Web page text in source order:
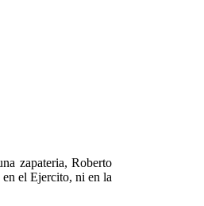
zapateria, Roberto
en el Ejercito, ni en la